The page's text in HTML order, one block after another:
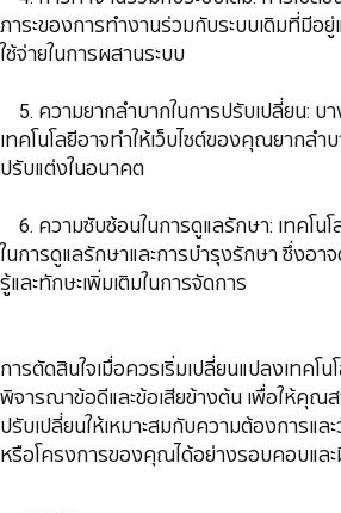
ภาระของการทำงานร่วมกับระบบเดิมที่มีอยู่
ใช้จ่ายในการผสานระบบ
5. ความยากลำบากในการปรับเปลี่ยน: บ
เทคโนโลยีอาจทำให้เว็บไซต์ของคุณยากลำ
ปรับแต่งในอนาคต
6. ความซับซ้อนในการดูแลรักษา: เทคโน
ในการดูแลรักษาและการบำรุงรักษา ซึ่งอ
รู้และทักษะเพิ่มเติมในการจัดการ
การตัดสินใจเมื่อควรเริ่มเปลี่ยนแปลงเทคโน
พิจารณาข้อดีและข้อเสียข้างต้น เพื่อให้คุณส
ปรับเปลี่ยนให้เหมาะสมกับความต้องการแล
หรือโครงการของคุณได้อย่างรอบคอบแล